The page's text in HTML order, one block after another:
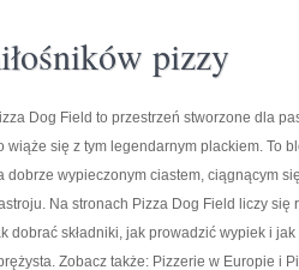
pizzy
Dog Field to przestrzeń stworzone dla
wiąże się z tym legendarnym plackiem. To
dobrze wypieczonym ciastem, ciągnącym
Na stronach Pizza Dog Field liczy się
dobrać składniki, jak prowadzić wypiek i
Zobacz także: Pizzerie w Europie i